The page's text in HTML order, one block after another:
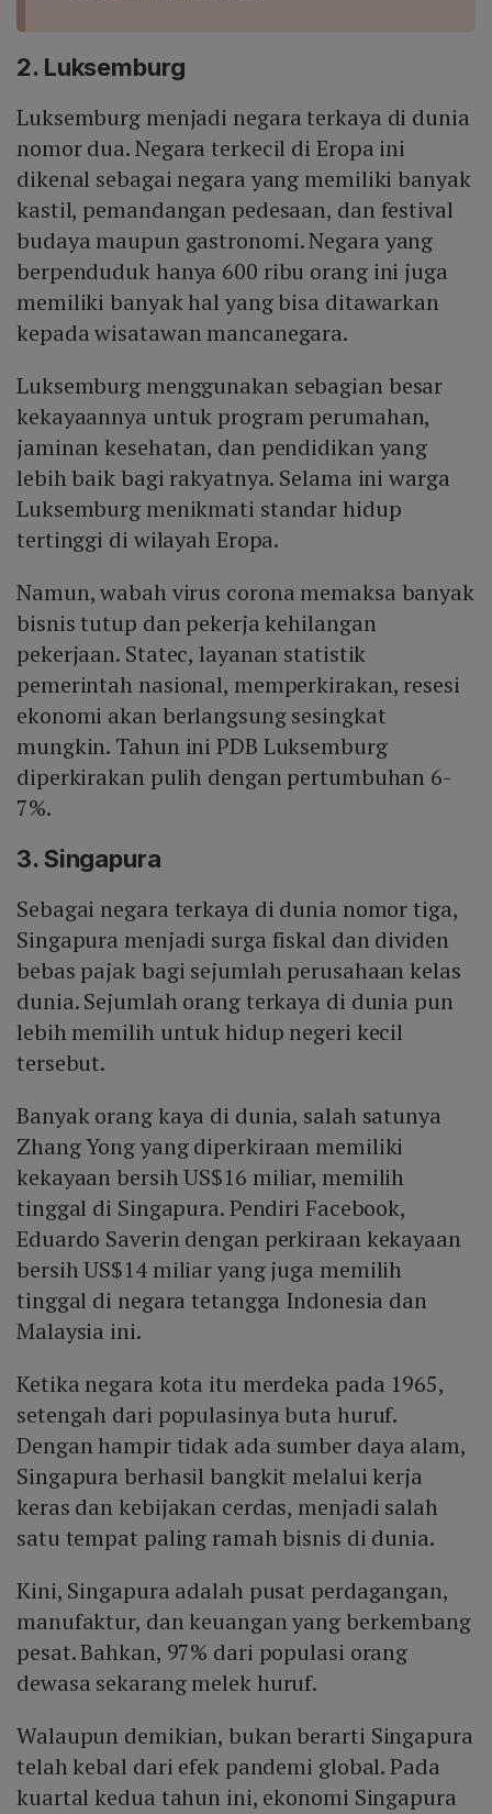
2. Luksemburg
Luksemburg menjadi negara terkaya di dunia
nomor dua. Negara terkecil di Eropa ini
dikenal sebagai negara yang memiliki banyak
kastil, pemandangan pedesaan, dan festival
budaya maupun gastronomi. Negara yang
berpenduduk hanya 600 ribu orang ini juga
memiliki banyak hal yang bisa ditawarkan
kepada wisatawan mancanegara.
Luksemburg menggunakan sebagian besar
kekayaannya untuk program perumahan,
jaminan kesehatan, dan pendidikan yang
lebih baik bagi rakyatnya. Selama ini warga
Luksemburg menikmati standar hidup
tertinggi di wilayah Eropa.
Namun, wabah virus corona memaksa banyak
bisnis tutup dan pekerja kehilangan
pekerjaan. Statec, layanan statistik
pemerintah nasional, memperkirakan, resesi
ekonomi akan berlangsung sesingkat
mungkin. Tahun ini PDB Luksemburg
diperkirakan pulih dengan pertumbuhan 6-
7%.
3. Singapura
Sebagai negara terkaya di dunia nomor tiga,
Singapura menjadi surga fiskal dan dividen
bebas pajak bagi sejumlah perusahaan kelas
dunia. Sejumlah orang terkaya di dunia pun
lebih memilih untuk hidup negeri kecil
tersebut.
Banyak orang kaya di dunia, salah satunya
Zhang Yong yang diperkiraan memiliki
kekayaan bersih US$16 miliar, memilih
tinggal di Singapura. Pendiri Facebook,
Eduardo Saverin dengan perkiraan kekayaan
bersih US$14 miliar yang juga memilih
tinggal di negara tetangga Indonesia dan
Malaysia ini.
Ketika negara kota itu merdeka pada 1965,
setengah dari populasinya buta huruf.
Dengan hampir tidak ada sumber daya alam,
Singapura berhasil bangkit melalui kerja
keras dan kebijakan cerdas, menjadi salah
satu tempat paling ramah bisnis di dunia.
Kini, Singapura adalah pusat perdagangan,
manufaktur, dan keuangan yang berkembang
pesat. Bahkan, 97% dari populasi orang
dewasa sekarang melek huruf.
Walaupun demikian, bukan berarti Singapura
telah kebal dari efek pandemi global. Pada
kuartal kedua tahun ini, ekonomi Singapura